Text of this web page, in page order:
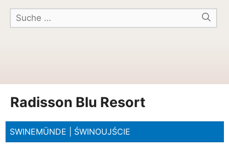
Radisson Blu Resort
SWINEMÜNDE | ŚWINOUJŚCIE